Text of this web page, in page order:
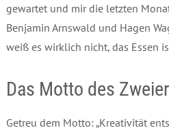
gewartet und mir die letzten
Benjamin Arnswald und Hagen
weiß es wirklich nicht, das Essen
Das Motto des
Getreu dem Motto: „Kreativität